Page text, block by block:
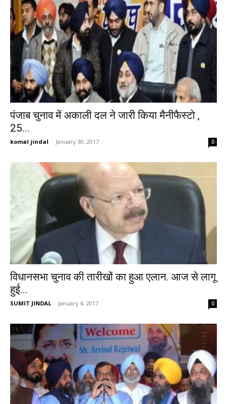
पंजाब चुनाव में अकाली दल ने जारी किया मैनीफैस्टो ,
25...
komal jindal - January 30, 2017 0
विधानसभा चुनाव की तारीखों का हुआ एलान. आज से लागू
हुई...
SUMIT JINDAL - January 4, 2017 0